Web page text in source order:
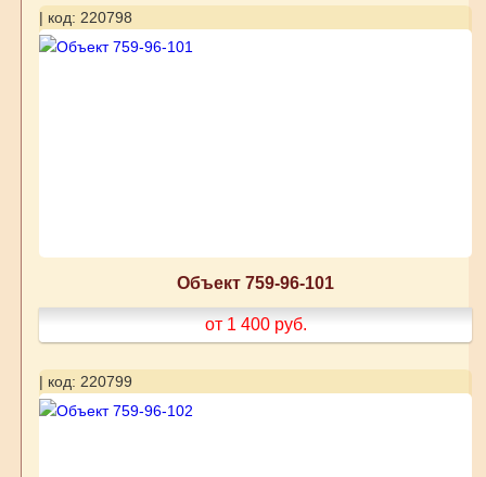
| код: 220798
Объект 759-96-101
от 1 400 руб.
| код: 220799